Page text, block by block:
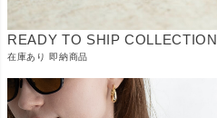
READY TO SHIP COLLECTION
在庫あり 即納商品